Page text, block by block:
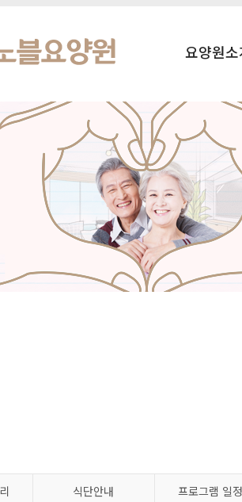
요양원소
식단안내 프로그램 일